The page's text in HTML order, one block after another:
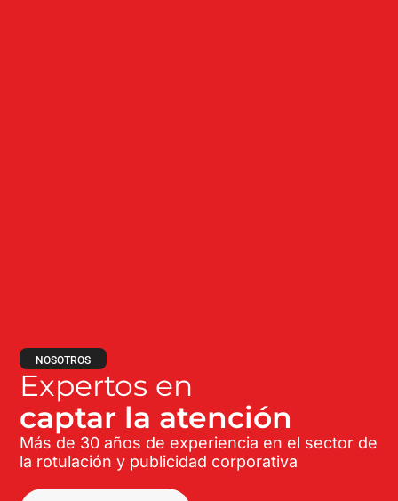
NOSOTROS
Expertos en
captar la atención
Más de 30 años de experiencia en el sector de
la rotulación y publicidad corporativa